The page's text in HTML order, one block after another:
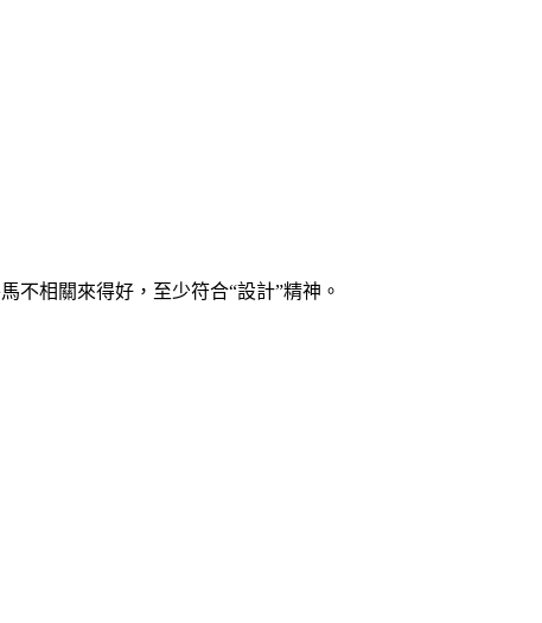
不相關來得好，至少符合“設計”精神。